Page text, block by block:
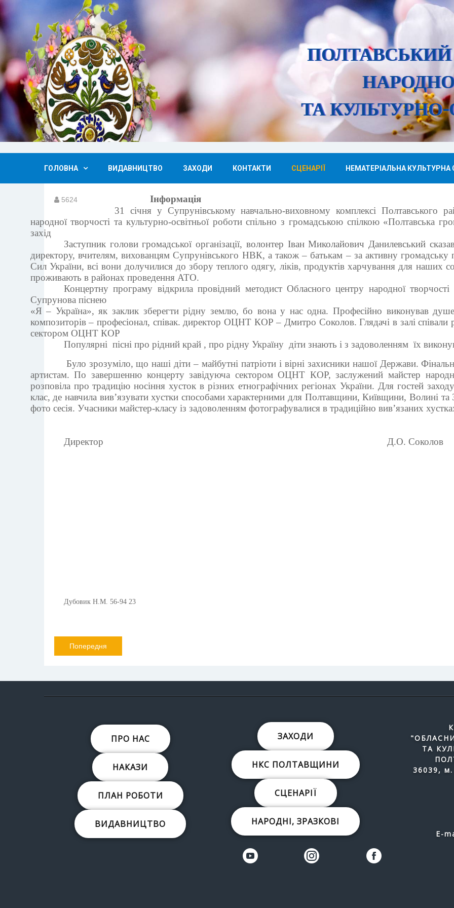
ТА
ГОЛОВНА ВИДАВНИЦТВО ЗАХОДИ КОНТАКТИ СЦЕНАРІЇ НЕМАТЕРІАЛЬНА
5624
Інформація
31 січня у Супрунівському навчально-виховному комплексі Полтавського
народної творчості та культурно-освітньої роботи спільно з громадською спілкою «Полтавська
захід
Заступник голови громадської організації, волонтер Іван Миколайович Данилевський
директору, вчителям, вихованцям Супрунівського НВК, а також – батькам – за активну громадську
Сил України, всі вони долучилися до збору теплого одягу, ліків, продуктів харчування для наших
проживають в районах проведення АТО.
Концертну програму відкрила провідний методист Обласного центру народної
Супрунова піснею
«Я – Україна», як заклик зберегти рідну землю, бо вона у нас одна. Професійно виконував
композиторів – професіонал, співак. директор ОЦНТ КОР – Дмитро Соколов. Глядачі в залі
сектором ОЦНТ КОР
Популярні пісні про рідний край , про рідну Україну діти знають і з задоволенням їх
Було зрозуміло, що наші діти – майбутні патріоти і вірні захисники нашої Держави.
артистам. По завершенню концерту завідуюча сектором ОЦНТ КОР, заслужений майстер
розповіла про традицію носіння хусток в різних етнографічних регіонах України. Для гостей
клас, де навчила вив’язувати хустки способами характерними для Полтавщини, Київщини, Волині та
фото сесія. Учасники майстер-класу із задоволенням фотографувалися в традиційно вив’язаних
Директор Д.О. Соколов
Дубовик Н.М. 56-94 23
Попередня
ПРО НАС
НАКАЗИ
ПЛАН РОБОТИ
ВИДАВНИЦТВО
ЗАХОДИ
НКС ПОЛТАВЩИНИ
СЦЕНАРІЇ
НАРОДНІ, ЗРАЗКОВІ
ТА
36039,
E-